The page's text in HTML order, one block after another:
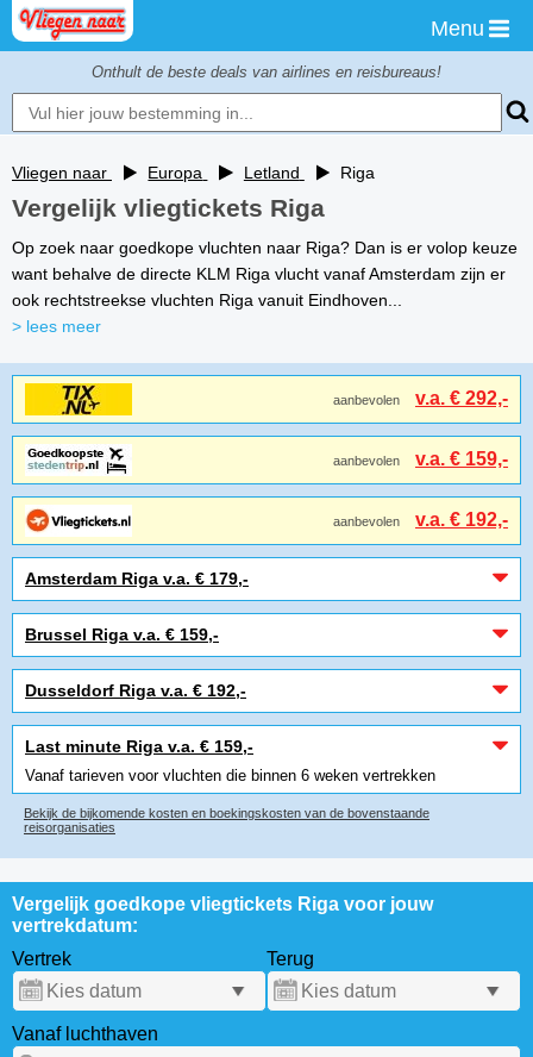
Menu
Onthult de beste deals van airlines en reisbureaus!
Vliegen naar Europa Letland Riga
Vergelijk vliegtickets Riga
Op zoek naar goedkope vluchten naar Riga? Dan is er volop keuze
want behalve de directe KLM Riga vlucht vanaf Amsterdam zijn er
ook rechtstreekse vluchten Riga vanuit Eindhoven...
> lees meer
aanbevolen v.a. € 292,-
aanbevolen v.a. € 159,-
aanbevolen v.a. € 192,-
Amsterdam Riga v.a. € 179,-
Brussel Riga v.a. € 159,-
Dusseldorf Riga v.a. € 192,-
Last minute Riga v.a. € 159,-
Vanaf tarieven voor vluchten die binnen 6 weken vertrekken
Bekijk de bijkomende kosten en boekingskosten van de bovenstaande
reisorganisaties
Vergelijk goedkope vliegtickets Riga voor jouw
vertrekdatum:
Vertrek
Terug
Vanaf luchthaven